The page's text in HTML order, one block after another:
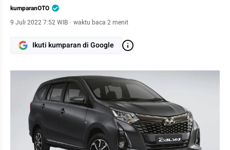
kumparanOTO
9 Juli 2022 7:52 WIB · waktu baca 2 menit
Ikuti kumparan di Google